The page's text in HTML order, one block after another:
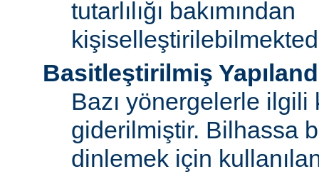
tutarlılığı bakımından
Basitleştirilmiş
Bazı yönergelerle ilgili
giderilmiştir. Bilhassa
dinlemek için